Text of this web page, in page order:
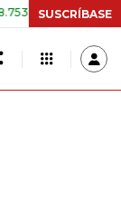
+2,19% TASA DE
SUSCRÍBASE